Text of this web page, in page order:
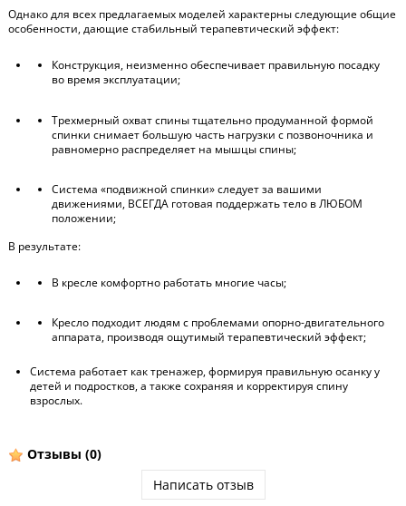
Однако для всех предлагаемых моделей характерны следующие общие
особенности, дающие стабильный терапевтический эффект:
Конструкция, неизменно обеспечивает правильную посадку
во время эксплуатации;
Трехмерный охват спины тщательно продуманной формой
спинки снимает большую часть нагрузки с позвоночника и
равномерно распределяет на мышцы спины;
Система «подвижной спинки» следует за вашими
движениями, ВСЕГДА готовая поддержать тело в ЛЮБОМ
положении;
В результате:
В кресле комфортно работать многие часы;
Кресло подходит людям с проблемами опорно-двигательного
аппарата, производя ощутимый терапевтический эффект;
Система работает как тренажер, формируя правильную осанку у
детей и подростков, а также сохраняя и корректируя спину
взрослых.
Отзывы (0)
Написать отзыв